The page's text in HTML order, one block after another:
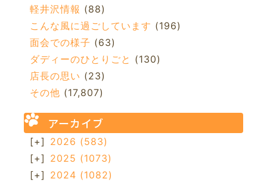
軽井沢情報 (88)
こんな風に過ごしています (196)
面会での様子 (63)
ダディーのひとりごと (130)
店長の思い (23)
その他 (17,807)
アーカイブ
[+] 2026 (583)
[+] 2025 (1073)
[+] 2024 (1082)